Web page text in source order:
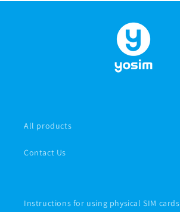
All products
Contact Us
Instructions for using physical SIM cards